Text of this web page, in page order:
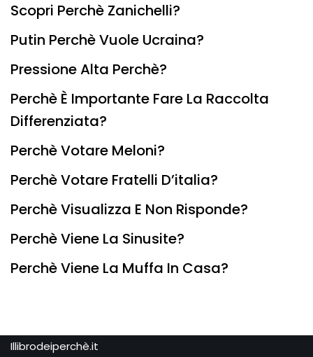
Scopri Perchè Zanichelli?
Putin Perchè Vuole Ucraina?
Pressione Alta Perchè?
Perchè È Importante Fare La Raccolta
Differenziata?
Perchè Votare Meloni?
Perchè Votare Fratelli D’italia?
Perchè Visualizza E Non Risponde?
Perchè Viene La Sinusite?
Perchè Viene La Muffa In Casa?
Illibrodeiperchè.it